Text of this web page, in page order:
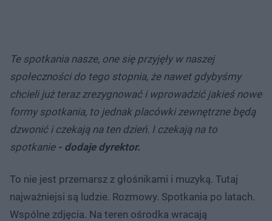
Te spotkania nasze, one się przyjęły w naszej
społeczności do tego stopnia, że nawet gdybyśmy
chcieli już teraz zrezygnować i wprowadzić jakieś nowe
formy spotkania, to jednak placówki zewnętrzne będą
dzwonić i czekają na ten dzień. I czekają na to
spotkanie - dodaje dyrektor.
To nie jest przemarsz z głośnikami i muzyką. Tutaj
najważniejsi są ludzie. Rozmowy. Spotkania po latach.
Wspólne zdjęcia. Na teren ośrodka wracają